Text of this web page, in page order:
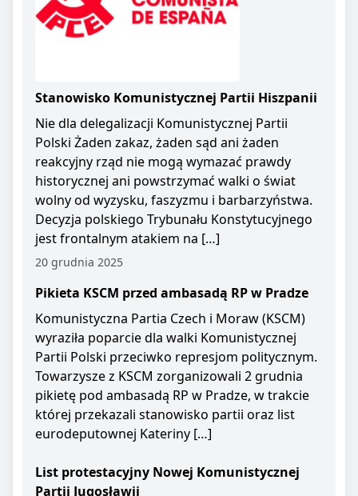
Stanowisko Komunistycznej Partii Hiszpanii
Nie dla delegalizacji Komunistycznej Partii
Polski Żaden zakaz, żaden sąd ani żaden
reakcyjny rząd nie mogą wymazać prawdy
historycznej ani powstrzymać walki o świat
wolny od wyzysku, faszyzmu i barbarzyństwa.
Decyzja polskiego Trybunału Konstytucyjnego
jest frontalnym atakiem na […]
20 grudnia 2025
Pikieta KSCM przed ambasadą RP w Pradze
Komunistyczna Partia Czech i Moraw (KSCM)
wyraziła poparcie dla walki Komunistycznej
Partii Polski przeciwko represjom politycznym.
Towarzysze z KSCM zorganizowali 2 grudnia
pikietę pod ambasadą RP w Pradze, w trakcie
której przekazali stanowisko partii oraz list
eurodeputownej Kateriny […]
List protestacyjny Nowej Komunistycznej
Partii Jugosławii